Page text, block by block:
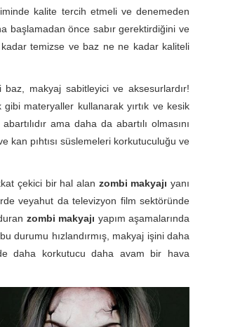
kalite tercih etmeli ve denemeden
başlamadan önce sabır gerektirdiğini ve
temizse ve baz ne ne kadar kaliteli
makyaj sabitleyici ve aksesurlardır!
materyaller kullanarak yırtık ve kesik
ama daha da abartılı olmasını
kan pıhtısı süslemeleri korkutuculuğu ve
çekici bir hal alan zombi makyajıyanı
veyahut da televizyon film sektöründe
zombi makyajı yapım aşamalarında
durumu hızlandırmış, makyaj işini daha
daha korkutucu daha avam bir hava